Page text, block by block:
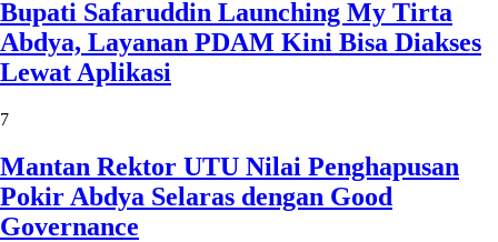
Bupati Safaruddin Launching My Tirta
Abdya, Layanan PDAM Kini Bisa Diakses
Lewat Aplikasi
7
Mantan Rektor UTU Nilai Penghapusan
Pokir Abdya Selaras dengan Good
Governance